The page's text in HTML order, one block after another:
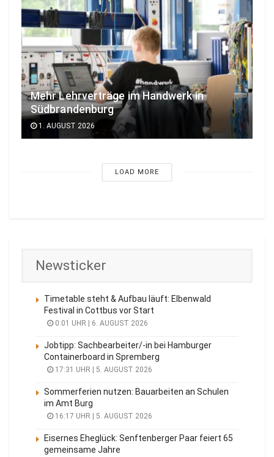
Mehr Lehrverträge im Handwerk in
Südbrandenburg
1. AUGUST 2026
LOAD MORE
Newsticker
Timetable steht & Aufbau läuft: Elbenwald
Festival in Cottbus vor Start
0:01 UHR | 6. AUGUST 2026
Jobtipp: Sachbearbeiter/-in bei Hamburger
Containerboard in Spremberg
17:31 UHR | 5. AUGUST 2026
Sommerferien nutzen: Bauarbeiten an Schulen
im Amt Burg
16:17 UHR | 5. AUGUST 2026
Eisernes Eheglück: Senftenberger Paar feiert 65
gemeinsame Jahre